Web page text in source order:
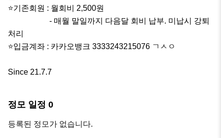
⭐기존회원 : 월회비 2,500원
처리
⭐입금계좌 : 카카오뱅크 3333243215076 ㄱㅅㅇ
Since 21.7.7
정모 일정 0
등록된 정모가 없습니다.